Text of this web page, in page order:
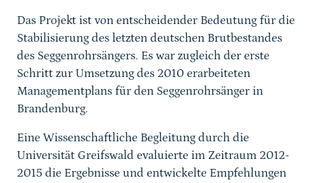
Das Projekt ist von entscheidender Bedeutung für die
Stabilisierung des letzten deutschen Brutbestandes
des Seggenrohrsängers. Es war zugleich der erste
Schritt zur Umsetzung des 2010 erarbeiteten
Managementplans für den Seggenrohrsänger in
Brandenburg.
Eine Wissenschaftliche Begleitung durch die
Universität Greifswald evaluierte im Zeitraum 2012-
2015 die Ergebnisse und entwickelte Empfehlungen